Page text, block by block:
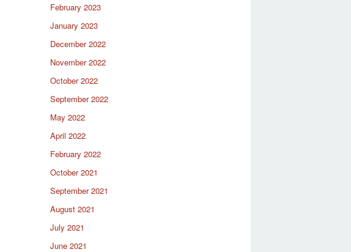
February 2023
January 2023
December 2022
November 2022
October 2022
September 2022
May 2022
April 2022
February 2022
October 2021
September 2021
August 2021
July 2021
June 2021